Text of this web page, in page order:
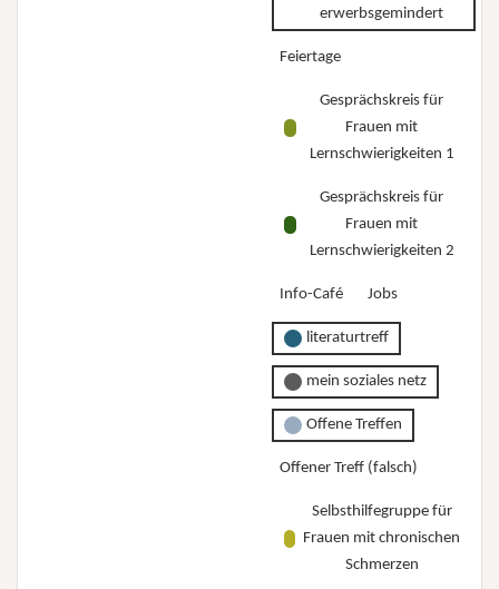
erwerbsgemindert
Feiertage
Gesprächskreis für
Frauen mit
Lernschwierigkeiten 1
Gesprächskreis für
Frauen mit
Lernschwierigkeiten 2
Info-Café Jobs
literaturtreff
mein soziales netz
Offene Treffen
Offener Treff (falsch)
Selbsthilfegruppe für
Frauen mit chronischen
Schmerzen